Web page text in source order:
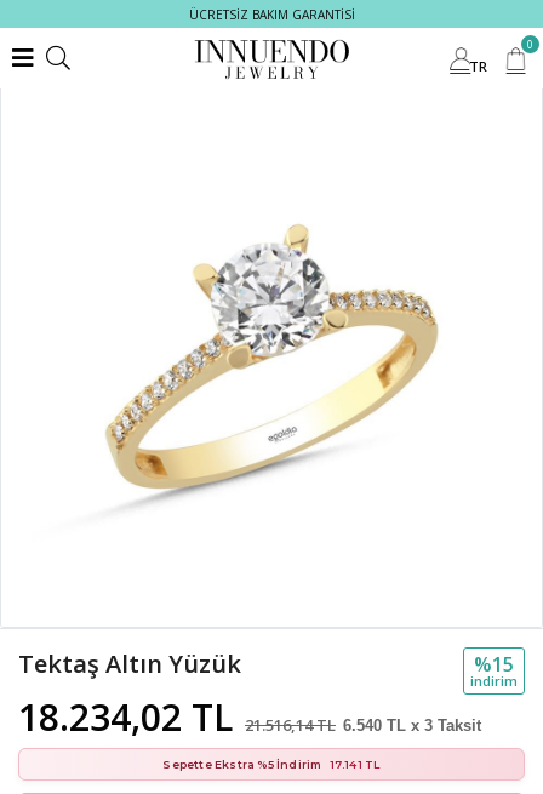
ÜCRETSİZ BAKIM GARANTİSİ
TR
0
Tektaş Altın Yüzük
18.234,02 TL 21.516,14 TL
%15
i̇ndi̇ri̇m
6.540 TL x 3 Taksit
Sepette Ekstra %5 İndirim 17.141 TL